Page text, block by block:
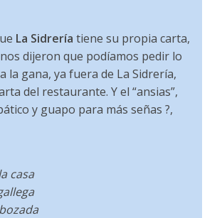
La Sidrería tiene su propia carta,
dijeron que podíamos pedir lo
la gana, ya fuera de La Sidrería,
del restaurante. Y el “ansias”,
y guapo para más señas ?,
casa